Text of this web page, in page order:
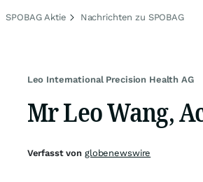
SPOBAG Aktie Nachrichten zu SPOBAG
Leo International Precision Health AG
Mr Leo Wang,
Verfasst von globenewswire